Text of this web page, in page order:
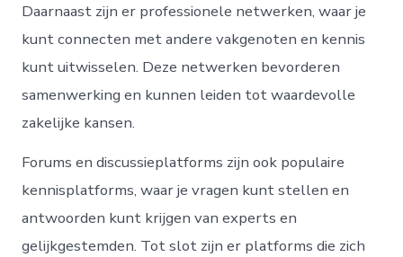
Daarnaast zijn er professionele netwerken, waar je
kunt connecten met andere vakgenoten en kennis
kunt uitwisselen. Deze netwerken bevorderen
samenwerking en kunnen leiden tot waardevolle
zakelijke kansen.
Forums en discussieplatforms zijn ook populaire
kennisplatforms, waar je vragen kunt stellen en
antwoorden kunt krijgen van experts en
gelijkgestemden. Tot slot zijn er platforms die zich